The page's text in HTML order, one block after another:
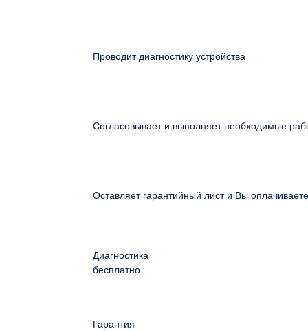
Проводит диагностику устройства
Согласовывает и выполняет необходимые
Оставляет гарантийный лист и Вы оплачиваете
Диагностика
бесплатно
Гарантия